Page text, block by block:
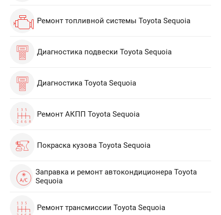
Ремонт топливной системы Toyota Sequoia
Диагностика подвески Toyota Sequoia
Диагностика Toyota Sequoia
Ремонт АКПП Toyota Sequoia
Покраска кузова Toyota Sequoia
Заправка и ремонт автокондиционера Toyota
Sequoia
Ремонт трансмиссии Toyota Sequoia